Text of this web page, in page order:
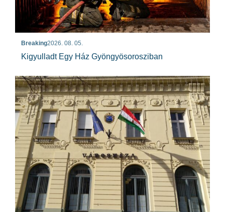
Breaking2026. 08. 05.
Kigyulladt Egy Ház Gyöngyösorosziban